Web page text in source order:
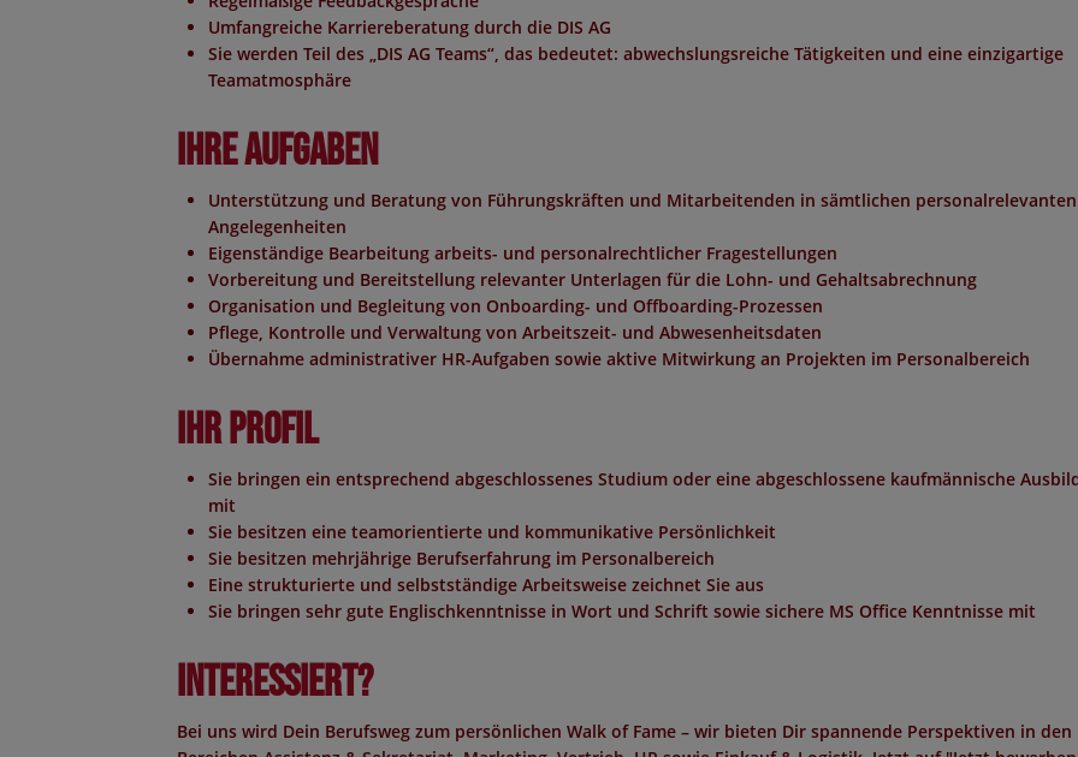
Umfangreiche Karriereberatung durch die DIS AG
Sie werden Teil des „DIS AG Teams“, das bedeutet: abwechslungsreiche Tätigkeiten und eine einzigartige
Teamatmosphäre
Ihre Aufgaben
Unterstützung und Beratung von Führungskräften und Mitarbeitenden in sämtlichen personalrelevanten
Angelegenheiten
Eigenständige Bearbeitung arbeits- und personalrechtlicher Fragestellungen
Vorbereitung und Bereitstellung relevanter Unterlagen für die Lohn- und Gehaltsabrechnung
Organisation und Begleitung von Onboarding- und Offboarding-Prozessen
Pflege, Kontrolle und Verwaltung von Arbeitszeit- und Abwesenheitsdaten
Übernahme administrativer HR-Aufgaben sowie aktive Mitwirkung an Projekten im Personalbereich
Ihr Profil
Sie bringen ein entsprechend abgeschlossenes Studium oder eine abgeschlossene kaufmännische
mit
Sie besitzen eine teamorientierte und kommunikative Persönlichkeit
Sie besitzen mehrjährige Berufserfahrung im Personalbereich
Eine strukturierte und selbstständige Arbeitsweise zeichnet Sie aus
Sie bringen sehr gute Englischkenntnisse in Wort und Schrift sowie sichere MS Office Kenntnisse mit
Interessiert?
Bei uns wird Dein Berufsweg zum persönlichen Walk of Fame – wir bieten Dir spannende Perspektiven in den